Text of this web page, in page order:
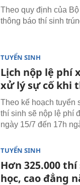
Theo quy định của
thông báo thí sinh
TUYỂN SINH
Lịch nộp lệ phí
xử lý sự cố khi
Theo kế hoạch tuyển
thí sinh sẽ nộp lệ phí
ngày 15/7 đến 17h
TUYỂN SINH
Hơn 325.000
học, cao đẳng